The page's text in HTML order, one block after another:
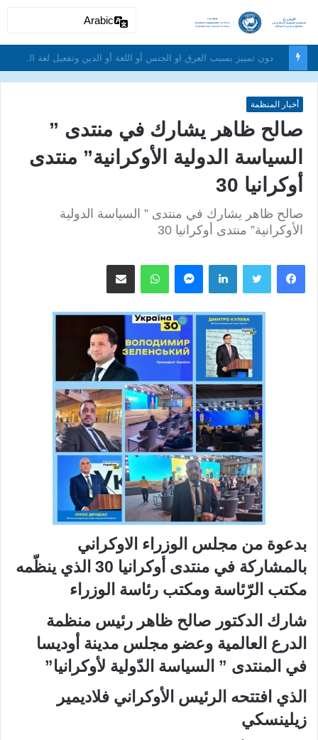
دون تمييز بسبب العرق او الجنس أو اللغة أو الدين وتفعيل لغة الحوار والتعايش السلمي ونبذ العنف والتطرف والتمييز العنصري
أخبار المنظمة
صالح ظاهر يشارك في منتدى ”
السياسة الدولية الأوكرانية” منتدى
أوكرانيا 30
صالح ظاهر يشارك في منتدى ” السياسة الدولية
الأوكرانية” منتدى أوكرانيا 30
لينكدإن ماسنجر واتساب مشاركة عبر البريد
بدعوة من مجلس الوزراء الاوكراني
بالمشاركة في منتدى أوكرانيا 30 الذي ينظّمه
مكتب الرّئاسة ومكتب رئاسة الوزراء
شارك الدكتور صالح ظاهر رئيس منظمة
الدرع العالمية وعضو مجلس مدينة أوديسا
في المنتدى ” السياسة الدّولية لأوكرانيا”
الذي افتتحه الرئيس الأوكراني فلاديمير
زيلينسكي
Arabic